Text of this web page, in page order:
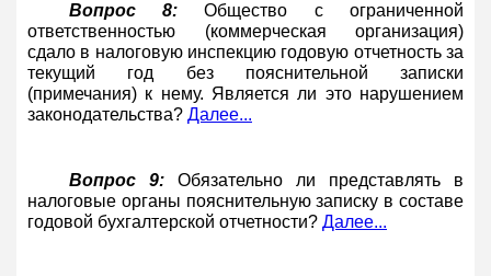
Вопрос 8: Общество с ограниченной
ответственностью (коммерческая организация)
сдало в налоговую инспекцию годовую отчетность за
текущий год без пояснительной записки
(примечания) к нему. Является ли это нарушением
законодательства? Далее...
Вопрос 9:Обязательно ли представлять в
налоговые органы пояснительную записку в составе
годовой бухгалтерской отчетности? Далее...